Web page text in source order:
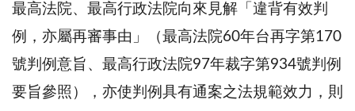
最高法院、最高行政法院向來見解「違背有效判
例，亦屬再審事由」（最高法院60年台再字第170
號判例意旨、最高行政法院97年裁字第934號判例
要旨參照），亦使判例具有通案之法規範效力，則